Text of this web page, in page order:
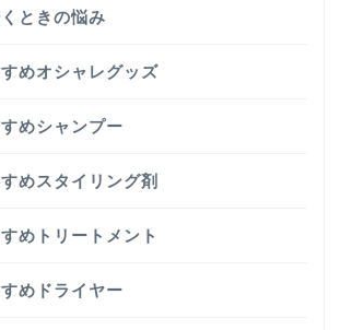
ときの悩み
めオシャレグッズ
めシャンプー
めスタイリング剤
めトリートメント
めドライヤー